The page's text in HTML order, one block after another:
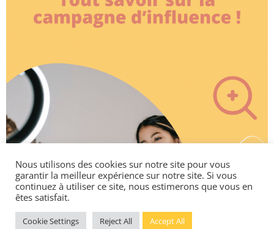
Nous utilisons des cookies sur notre site pour vous
garantir la meilleur expérience sur notre site. Si vous
continuez à utiliser ce site, nous estimerons que vous en
êtes satisfait.
Cookie Settings Reject All Accept All